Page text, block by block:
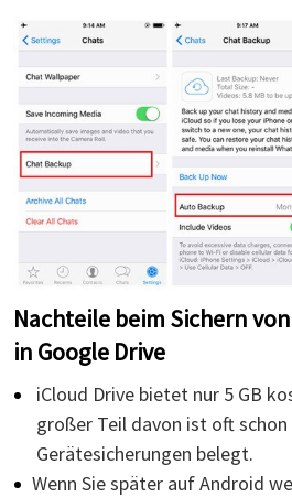
Nachteile beim Sichern
in Google Drive
iCloud Drive bietet nur 5 GB
großer Teil davon ist oft
Gerätesicherungen belegt.
Wenn Sie später auf Android